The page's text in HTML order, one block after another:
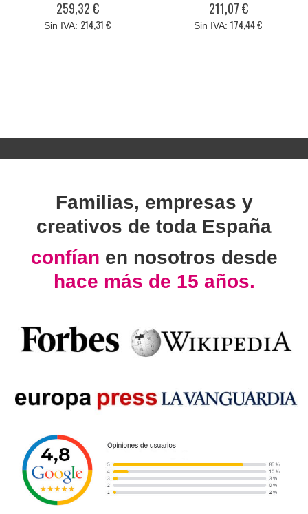
259,32 €
214,31 €
211,07 €
174,44 €
Familias, empresas y
creativos de toda España
confían en nosotros desde
hace más de 15 años.